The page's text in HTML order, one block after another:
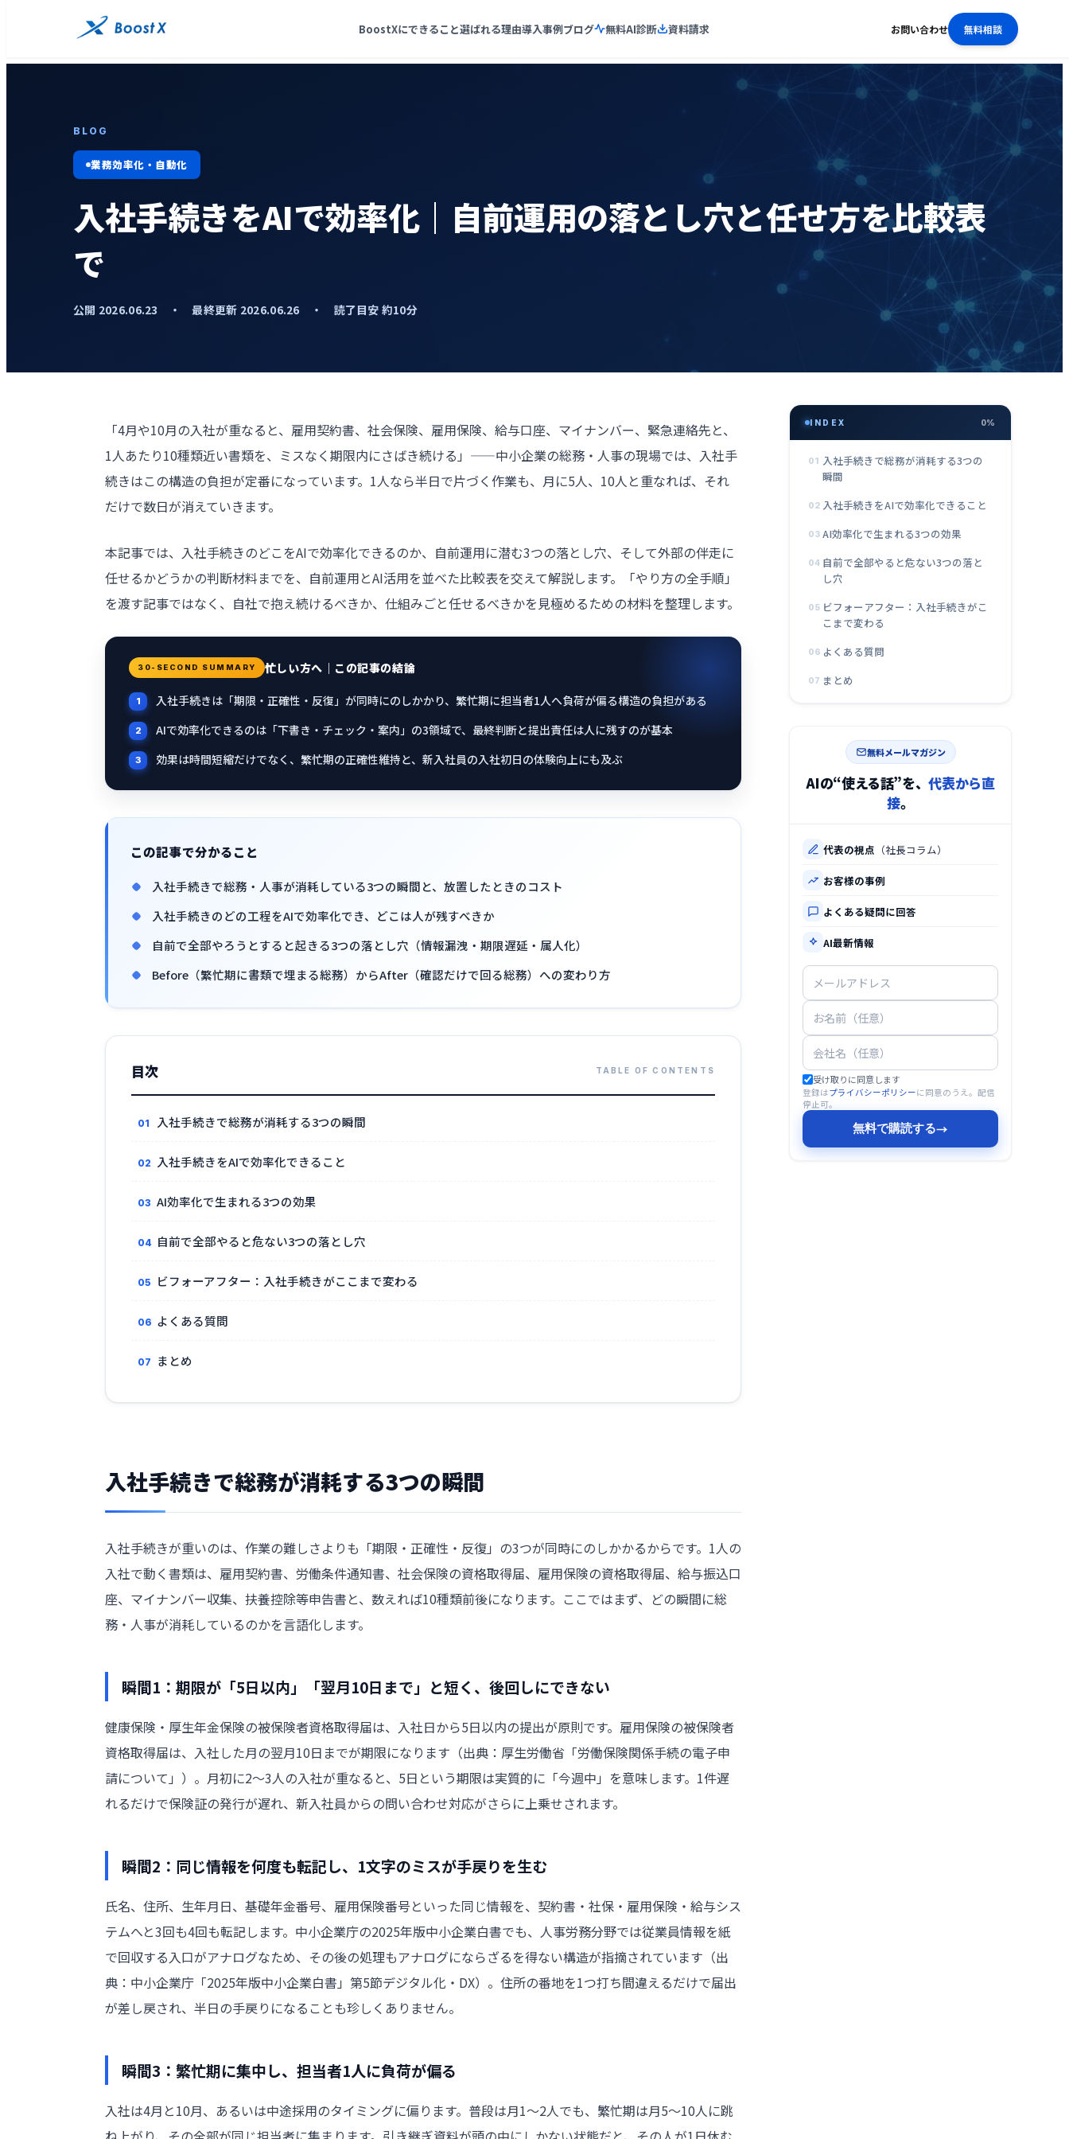
BoostXにできること選ばれる理由導入事例ブログ 無料AI診断 資料請求 お問い合わせ 無料相談
BLOG
業務効率化・自動化
入社手続きをAIで効率化｜自前運用の落とし穴と任せ方を比較表
で
公開 2026.06.23 ・ 最終更新 2026.06.26 ・ 読了目安 約10分
「4月や10月の入社が重なると、雇用契約書、社会保険、雇用保険、給与口座、マイナンバー、緊急連絡先と、
1人あたり10種類近い書類を、ミスなく期限内にさばき続ける」——中小企業の総務・ 人事の現場では、入社手
続きはこの構造の負担が定番になっています。1人なら半日で片づく作業も、月に5人、10人と重なれば、それ
だけで数日が消えていきます。
本記事では、入社手続きのどこをAIで効率化できるのか、自前運用に潜む3つの落とし穴、そして外部の伴走に
任せるかどうかの判断材料までを、自前運用とAI活用を並べた比較表を交えて解説します。「やり方の全手順」
を渡す記事ではなく、自社で抱え続けるべきか、仕組みごと任せるべきかを見極めるための材料を整理します。
30-SECOND SUMMARY 忙しい方へ｜この記事の結論
入社手続きは「期限・正確性・反復」が同時にのしかかり、繁忙期に担当者1人へ負荷が偏る構造の負担がある
AIで効率化できるのは「下書き・チェック・案内」の3領域で、最終判断と提出責任は人に残すのが基本
効果は時間短縮だけでなく、繁忙期の正確性維持と、新入社員の入社初日の体験向上にも及ぶ
この記事で分かること
入社手続きで総務・人事が消耗している3つの瞬間と、放置したときのコスト
入社手続きのどの工程をAIで効率化でき、どこは人が残すべきか
自前で全部やろうとすると起きる3つの落とし穴（情報漏洩・期限遅延・属人化）
Before（繁忙期に書類で埋まる総務）からAfter（確認だけで回る総務）への変わり方
目次
入社手続きで総務が消耗する3つの瞬間
入社手続きをAIで効率化できること
AI効率化で生まれる3つの効果
自前で全部やると危ない3つの落とし穴
ビフォーアフター：入社手続きがここまで変わる
よくある質問
まとめ
入社手続きで総務が消耗する3つの瞬間
入社手続きが重いのは、作業の難しさよりも「期限・正確性・反復」の3つが同時にのしかかるからです。1人の
入社で動く書類は、雇用契約書、労働条件通知書、社会保険の資格取得届、雇用保険の資格取得届、給与振込口
座、マイナンバー収集、扶養控除等申告書と、数えれば10種類前後になります。ここではまず、どの瞬間に総
務・人事が消耗しているのかを言語化します。
瞬間1：期限が「5日以内」「翌月10日まで」と短く、後回しにできない
健康保険・厚生年金保険の被保険者資格取得届は、入社日から5日以内の提出が原則です。雇用保険の被保険者
資格取得届は、入社した月の翌月10日までが期限になります（出典： 厚生労働省「労働保険関係手続の電子申
請について」 ）。月初に2〜3人の入社が重なると、5日という期限は実質的に「今週中」を意味します。1件遅
れるだけで保険証の発行が遅れ、新入社員からの問い合わせ対応がさらに上乗せされます。
瞬間2：同じ情報を何度も転記し、1文字のミスが手戻りを生む
氏名、住所、生年月日、基礎年金番号、雇用保険番号といった同じ情報を、契約書・社保・雇用保険・給与シス
テムへと3回も4回も転記します。中小企業庁の2025年版中小企業白書でも、人事労務分野では従業員情報を紙
で回収する入口がアナログなため、その後の処理もアナログにならざるを得ない構造が指摘されています（出
典： 中小企業庁「2025年版中小企業白書」第5節デジタル化・DX）。住所の番地を1つ打ち間違えるだけで届出
が差し戻され、半日の手戻りになることも珍しくありません。
瞬間3：繁忙期に集中し、担当者1人に負荷が偏る
入社は4月と10月、あるいは中途採用のタイミングに偏ります。普段は月1〜2人でも、繁忙期は月5〜10人に跳
INDEX 0%
01 入社手続きで総務が消耗する3つの
瞬間
02 入社手続きをAIで効率化できること
03 AI効率化で生まれる3つの効果
04 自前で全部やると危ない3つの落と
し穴
05 ビフォーアフター：入社手続きがこ
こまで変わる
06 よくある質問
07 まとめ
無料メールマガジン
AIの“使える話”を、代表から直
接。
代表の視点 （社長コラム）
お客様の事例
よくある疑問に回答
AI最新情報
受け取りに同意します
登録はプライバシーポリシーに同意のうえ。配信
停止可。
無料で購読する→